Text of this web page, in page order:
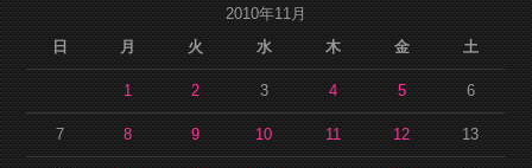
2010年11月
日
月 火 水 木 金 土
1 2 3 4 5 6
7 8 9 10 11 12 13